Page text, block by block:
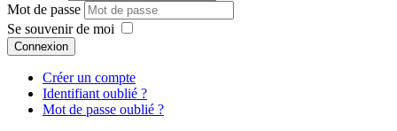
Mot de passe
Se souvenir de moi
Connexion
Créer un compte
Identifiant oublié ?
Mot de passe oublié ?